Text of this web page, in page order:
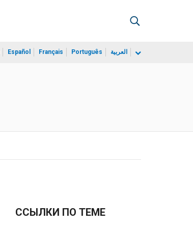
Español Français Português العربية
ССЫЛКИ ПО ТЕМЕ